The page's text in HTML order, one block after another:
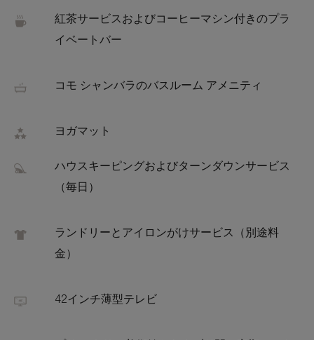
紅茶サービスおよびコーヒーマシン付きのプラ
イベートバー
コモ シャンバラのバスルーム アメニティ
ヨガマット
ハウスキーピングおよびターンダウンサービス
（毎日）
ランドリーとアイロンがけサービス（別途料
金）
42インチ薄型テレビ